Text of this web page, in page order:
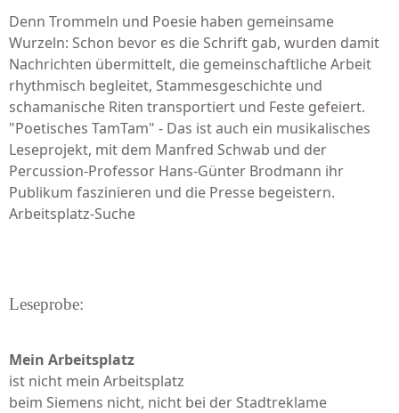
Denn Trommeln und Poesie haben gemeinsame
Wurzeln: Schon bevor es die Schrift gab, wurden damit
Nachrichten übermittelt, die gemeinschaftliche Arbeit
rhythmisch begleitet, Stammesgeschichte und
schamanische Riten transportiert und Feste gefeiert.
"Poetisches TamTam" - Das ist auch ein musikalisches
Leseprojekt, mit dem Manfred Schwab und der
Percussion-Professor Hans-Günter Brodmann ihr
Publikum faszinieren und die Presse begeistern.
Arbeitsplatz-Suche
Leseprobe:
Mein Arbeitsplatz
ist nicht mein Arbeitsplatz
beim Siemens nicht, nicht bei der Stadtreklame